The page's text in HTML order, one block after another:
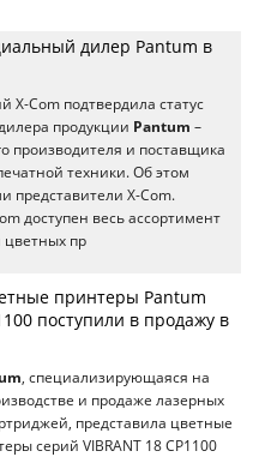
дилер Pantum в
X-Com подтвердила статус
продукции Pantum –
производителя и поставщика
техники. Об этом
представители X-Com.
доступен весь ассортимент
пр
принтеры Pantum
поступили в продажу в
, специализирующаяся на
и продаже лазерных
представила цветные
серий VIBRANT 18 CP1100